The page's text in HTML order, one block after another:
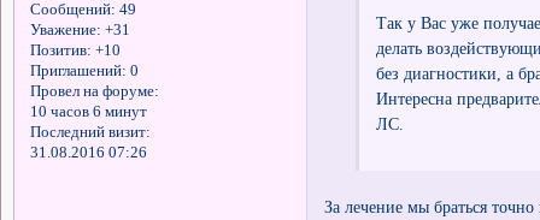
Сообщений: 49
Уважение: +31
Позитив: +10
Приглашений: 0
Провел на форуме:
10 часов 6 минут
Последний визит:
31.08.2016 07:26
Так у Вас уже
делать
без диагностики, а
Интересна
ЛС.
За лечение мы браться